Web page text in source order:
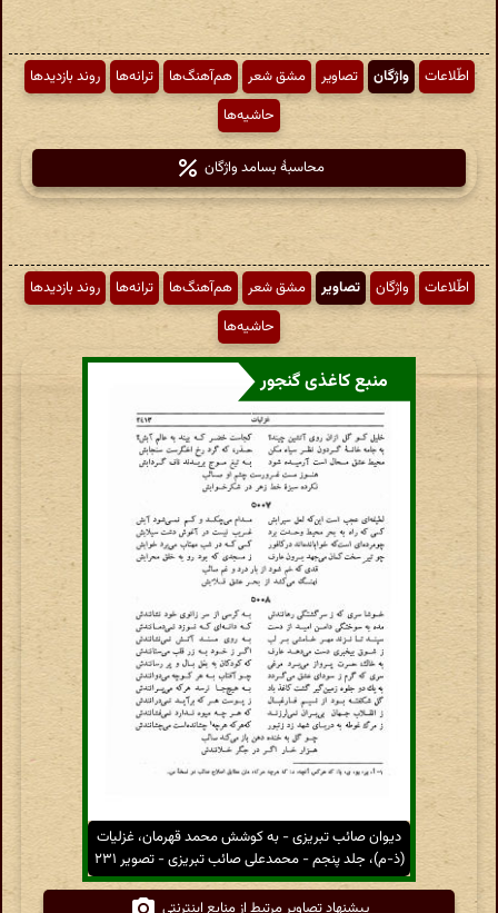
اطّلاعات واژگان تصاویر مشق شعر هم‌آهنگ‌ها ترانه‌ها
روند بازدیدها
حاشیه‌ها
محاسبهٔ بسامد واژگان
اطّلاعات واژگان تصاویر مشق شعر هم‌آهنگ‌ها ترانه‌ها
روند بازدیدها
حاشیه‌ها
منبع کاغذی گنجور
دیوان صائب تبریزی - به کوشش محمد قهرمان، غزلیات
(ذ-م)، جلد پنجم - محمدعلی صائب تبریزی - تصویر ۲۳۱
پیشنهاد تصاویر مرتبط از منابع اینترنتی